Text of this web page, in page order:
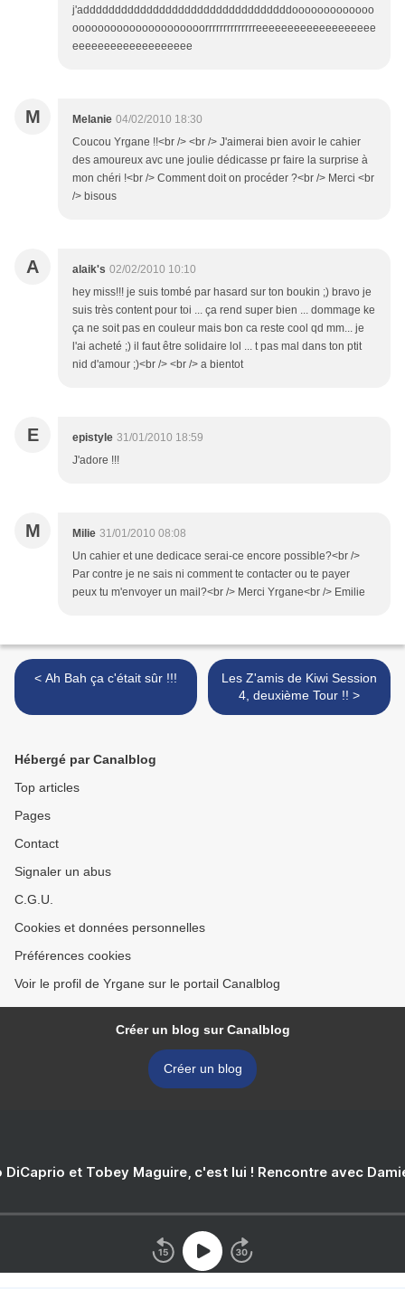
j'adddddddddddddddddddddddddddddddddooooooooooooo
ooooooooooooooooooooorrrrrrrrrrrrrreeeeeeeeeeeeeeeeeee
eeeeeeeeeeeeeeeeeee
M Melanie 04/02/2010 18:30
Coucou Yrgane !!<br /> <br /> J'aimerai bien avoir le cahier
des amoureux avc une joulie dédicasse pr faire la surprise à
mon chéri !<br /> Comment doit on procéder ?<br /> Merci <br
/> bisous
A alaik's 02/02/2010 10:10
hey miss!!! je suis tombé par hasard sur ton boukin ;) bravo je
suis très content pour toi ... ça rend super bien ... dommage ke
ça ne soit pas en couleur mais bon ca reste cool qd mm... je
l'ai acheté ;) il faut être solidaire lol ... t pas mal dans ton ptit
nid d'amour ;)<br /> <br /> a bientot
E epistyle 31/01/2010 18:59
J'adore !!!
M Milie 31/01/2010 08:08
Un cahier et une dedicace serai-ce encore possible?<br />
Par contre je ne sais ni comment te contacter ou te payer
peux tu m'envoyer un mail?<br /> Merci Yrgane<br /> Emilie
< Ah Bah ça c'était sûr !!!
Les Z'amis de Kiwi Session
4, deuxième Tour !! >
Hébergé par Canalblog
Top articles
Pages
Contact
Signaler un abus
C.G.U.
Cookies et données personnelles
Préférences cookies
Voir le profil de Yrgane sur le portail Canalblog
Créer un blog sur Canalblog
Créer un blog
DiCaprio et Tobey Maguire, c'est lui ! Rencontre avec